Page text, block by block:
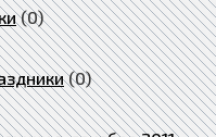
(0)
(0)